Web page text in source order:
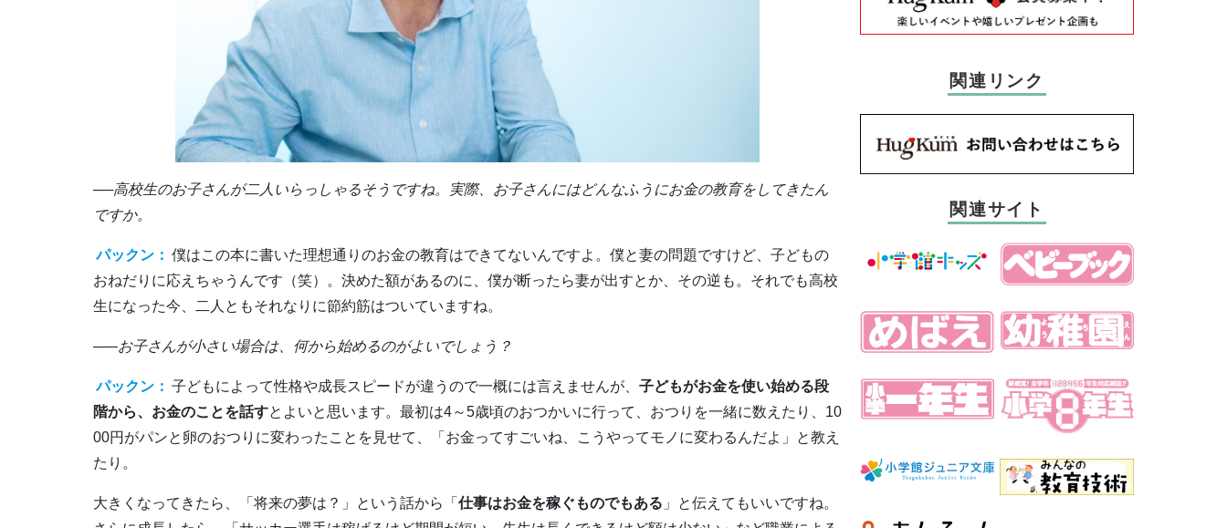
──高校生のお子さんが二人いらっしゃるそうですね。実際、お子さんにはどんなふうにお金の教育をしてきたん
ですか。
パックン： 僕はこの本に書いた理想通りのお金の教育はできてないんですよ。僕と妻の問題ですけど、子どもの
おねだりに応えちゃうんです（笑）。決めた額があるのに、僕が断ったら妻が出すとか、その逆も。それでも高校
生になった今、二人ともそれなりに節約筋はついていますね。
─―お子さんが小さい場合は、何から始めるのがよいでしょう？
パックン： 子どもによって性格や成長スピードが違うので一概には言えませんが、子どもがお金を使い始める段
階から、お金のことを話すとよいと思います。最初は4～5歳頃のおつかいに行って、おつりを一緒に数えたり、10
00円がパンと卵のおつりに変わったことを見せて、「お金ってすごいね、こうやってモノに変わるんだよ」と教え
たり。
大きくなってきたら、「将来の夢は？」という話から「 仕事はお金を稼ぐものでもある 」と伝えてもいいですね。
関連リンク
関連サイト